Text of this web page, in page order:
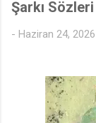
Şarkı
- Haziran 24, 2026